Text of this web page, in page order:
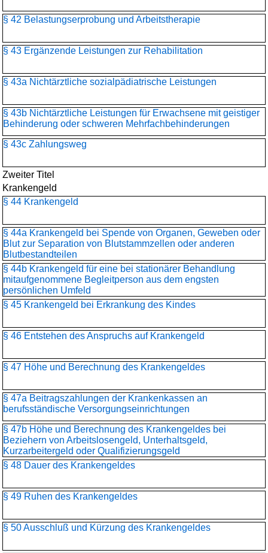
§ 42 Belastungserprobung und Arbeitstherapie
§ 43 Ergänzende Leistungen zur Rehabilitation
§ 43a Nichtärztliche sozialpädiatrische Leistungen
§ 43b Nichtärztliche Leistungen für Erwachsene mit geistiger
Behinderung oder schweren Mehrfachbehinderungen
§ 43c Zahlungsweg
Zweiter Titel
Krankengeld
§ 44 Krankengeld
§ 44a Krankengeld bei Spende von Organen, Geweben oder
Blut zur Separation von Blutstammzellen oder anderen
Blutbestandteilen
§ 44b Krankengeld für eine bei stationärer Behandlung
mitaufgenommene Begleitperson aus dem engsten
persönlichen Umfeld
§ 45 Krankengeld bei Erkrankung des Kindes
§ 46 Entstehen des Anspruchs auf Krankengeld
§ 47 Höhe und Berechnung des Krankengeldes
§ 47a Beitragszahlungen der Krankenkassen an
berufsständische Versorgungseinrichtungen
§ 47b Höhe und Berechnung des Krankengeldes bei
Beziehern von Arbeitslosengeld, Unterhaltsgeld,
Kurzarbeitergeld oder Qualifizierungsgeld
§ 48 Dauer des Krankengeldes
§ 49 Ruhen des Krankengeldes
§ 50 Ausschluß und Kürzung des Krankengeldes